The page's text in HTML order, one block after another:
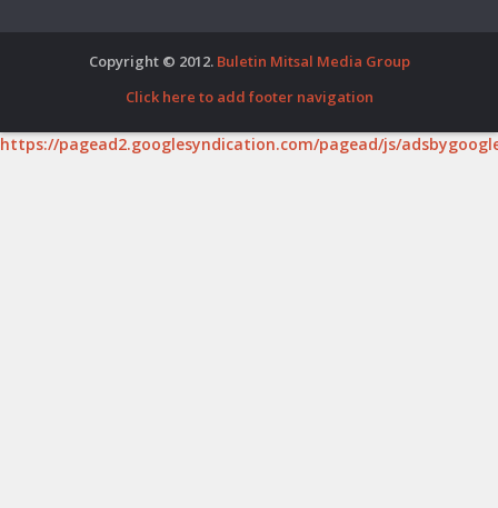
Copyright © 2012. Buletin Mitsal Media Group
Click here to add footer navigation
https://pagead2.googlesyndication.com/pagead/js/